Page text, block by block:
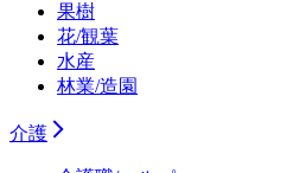
果樹
花/観葉
水産
林業/造園
介護